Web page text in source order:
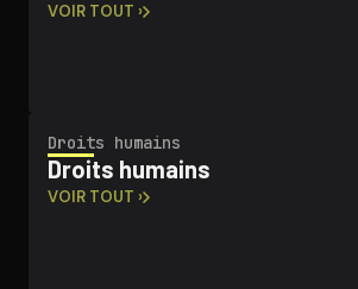
VOIR TOUT ›
Droits humains
Droits humains
VOIR TOUT ›